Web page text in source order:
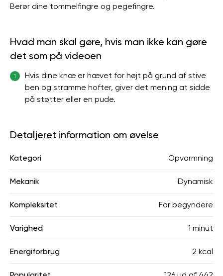
Berør dine tommelfingre og pegefingre.
Hvad man skal gøre, hvis man ikke kan gøre
det som på videoen
1
Hvis dine knæ er hævet for højt på grund af stive
ben og stramme hofter, giver det mening at sidde
på støtter eller en pude.
Detaljeret information om øvelse
Kategori Opvarmning
Mekanik Dynamisk
Kompleksitet For begyndere
Varighed 1 minut
Energiforbrug 2 kcal